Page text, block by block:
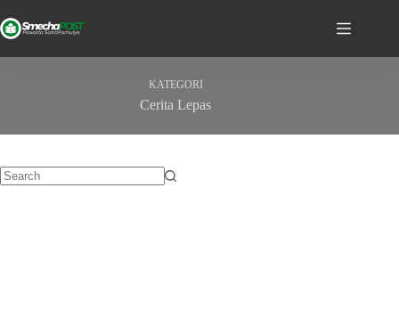
KATEGORI
Cerita Lepas